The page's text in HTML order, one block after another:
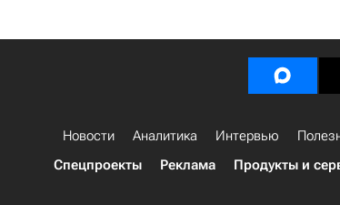
Новости Аналитика Интервью
Спецпроекты
Реклама Продукты и